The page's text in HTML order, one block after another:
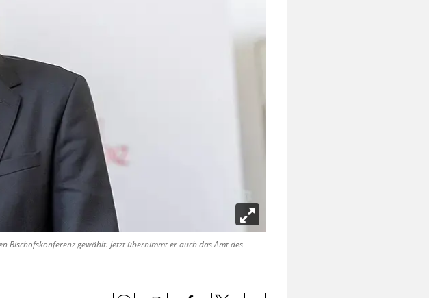
Bischofskonferenz gewählt. Jetzt übernimmt er auch das Amt des